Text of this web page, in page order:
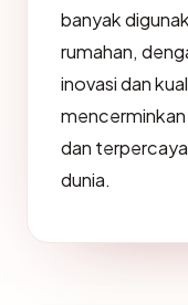
banyak
rumahan,
inovasi dan
mencerminkan
dan
dunia.